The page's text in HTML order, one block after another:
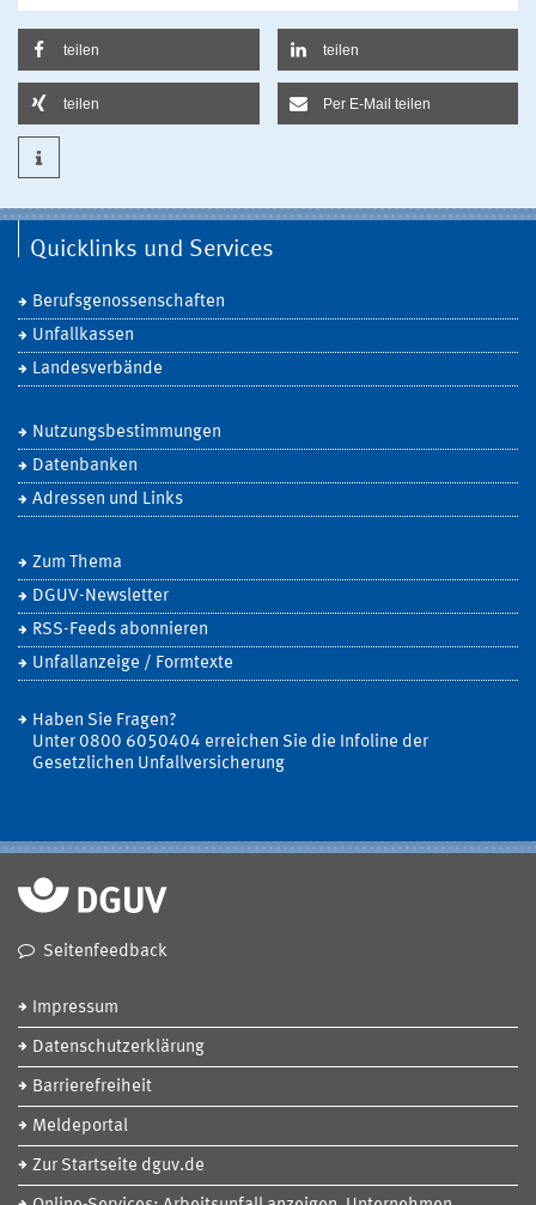
teilen teilen
teilen Per E-Mail teilen
Quicklinks und Services
Berufsgenossenschaften
Unfallkassen
Landesverbände
Nutzungsbestimmungen
Datenbanken
Adressen und Links
Zum Thema
DGUV-Newsletter
RSS-Feeds abonnieren
Unfallanzeige / Formtexte
Haben Sie Fragen?
Unter 0800 6050404 erreichen Sie die Infoline der
Gesetzlichen Unfallversicherung
Seitenfeedback
Impressum
Datenschutzerklärung
Barrierefreiheit
Meldeportal
Zur Startseite dguv.de